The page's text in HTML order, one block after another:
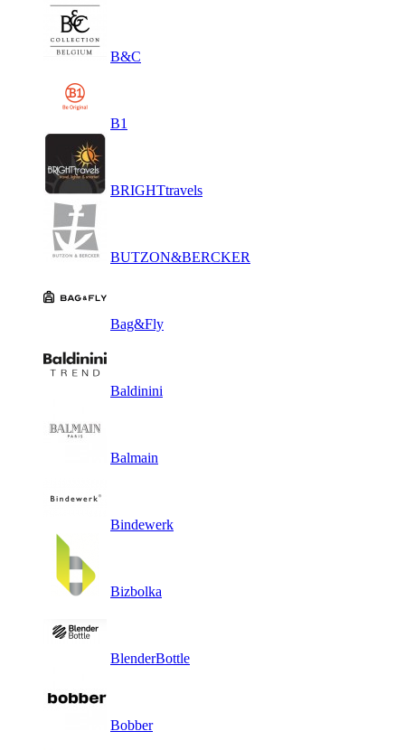
B&C
B1
BRIGHTtravels
BUTZON&BERCKER
Bag&Fly
Baldinini
Balmain
Bindewerk
Bizbolka
BlenderBottle
Bobber